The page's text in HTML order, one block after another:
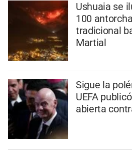
Ushuaia se
100
tradicional
Martial
Sigue la
UEFA
abierta